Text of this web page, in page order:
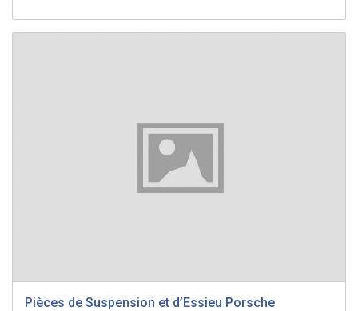
Pièces de Suspension et d’Essieu Porsche